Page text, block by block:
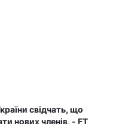
свідчать, що
нових членів, - FT